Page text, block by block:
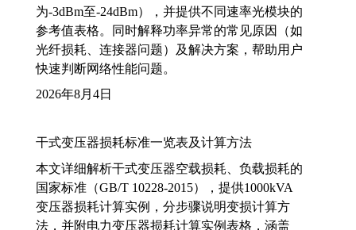
为-3dBm至-24dBm），并提供不同速率光模块的
参考值表格。同时解释功率异常的常见原因（如
光纤损耗、连接器问题）及解决方案，帮助用户
快速判断网络性能问题。
2026年8月4日
干式变压器损耗标准一览表及计算方法
本文详细解析干式变压器空载损耗、负载损耗的
国家标准（GB/T 10228-2015），提供1000kVA
变压器损耗计算实例，分步骤说明变损计算方
法，并附电力变压器损耗计算实例表格，涵盖